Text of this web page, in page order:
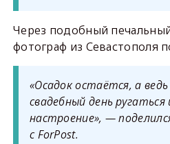
Через подобный
фотограф из Севастополя
«Осадок остаётся, а
свадебный день
настроение», —
с ForPost.